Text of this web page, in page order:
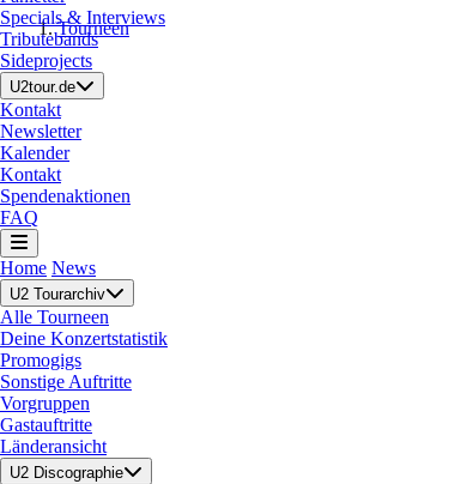
Specials & Interviews
Tributebands
Sideprojects
U2tour.de
Kontakt
Newsletter
Kalender
Kontakt
Spendenaktionen
FAQ
Home News
U2 Tourarchiv
Alle Tourneen
Deine Konzertstatistik
Promogigs
Sonstige Auftritte
Vorgruppen
Gastauftritte
Länderansicht
U2 Discographie
Tourneen